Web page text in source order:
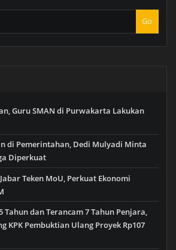
Go
Guru SMAN di Purwakarta Lakukan
di Pemerintahan, Dedi Mulyadi Minta
Diperkuat
Teken MoU, Perkuat Ekonomi
Tahun dan Terancam 7 Tahun Penjara,
KPK Pembuktian Ulang Proyek Rp107